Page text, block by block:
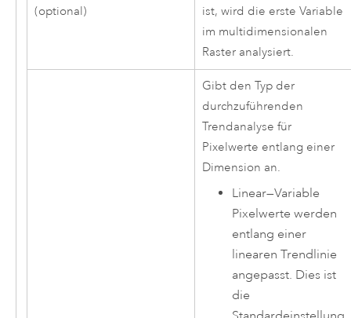
(optional)
ist, wird die erste Variable
im multidimensionalen
Raster analysiert.
Gibt den Typ der
durchzuführenden
Trendanalyse für
Pixelwerte entlang einer
Dimension an.
Linear—Variable
Pixelwerte werden
entlang einer
linearen Trendlinie
angepasst. Dies ist
die